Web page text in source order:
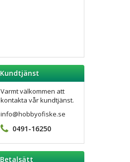
Kundtjänst
Varmt välkommen att
kontakta vår kundtjänst.
info@hobbyofiske.se
0491-16250
Betalsätt